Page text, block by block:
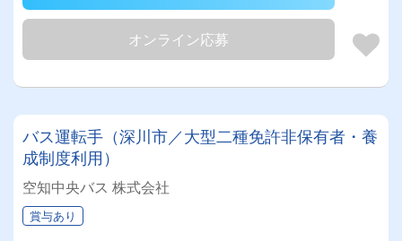
オンライン応募
バス運転手（深川市／大型二種免許非保有者・養
成制度利用）
空知中央バス 株式会社
賞与あり